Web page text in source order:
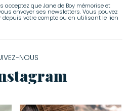
que Jane de Boy mémorise et
envoyer ses newsletters. Vous pouvez
votre compte ou en utilisant le lien
NOUS